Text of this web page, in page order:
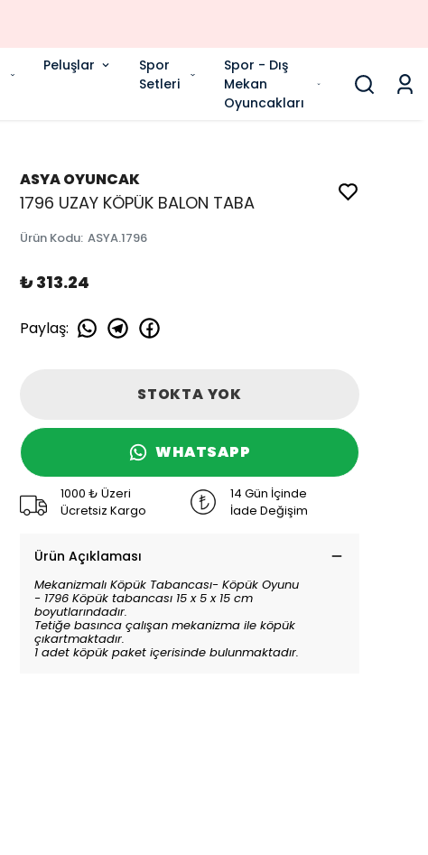
Peluşlar
Spor
Setleri
Spor - Dış
Mekan
Oyuncakları
ASYA OYUNCAK
1796 UZAY KÖPÜK BALON TABA
Ürün Kodu: ASYA.1796
₺ 313.24
Paylaş:
STOKTA YOK
WHATSAPP
1000 ₺ Üzeri
Ücretsiz Kargo
14 Gün İçinde
İade Değişim
Ürün Açıklaması
Mekanizmalı Köpük Tabancası- Köpük Oyunu
- 1796 Köpük tabancası 15 x 5 x 15 cm
boyutlarındadır.
Tetiğe basınca çalışan mekanizma ile köpük
çıkartmaktadır.
1 adet köpük paket içerisinde bulunmaktadır.